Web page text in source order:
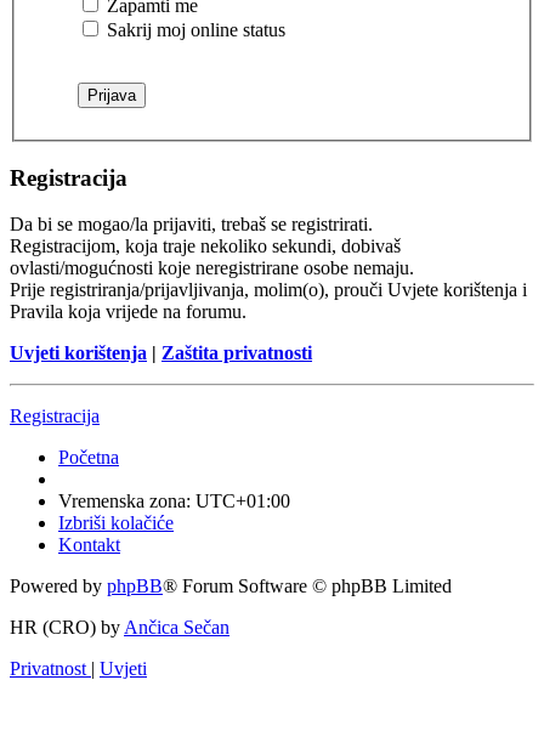
Zapamti me
Sakrij moj online status
Registracija
Da bi se mogao/la prijaviti, trebaš se registrirati.
Registracijom, koja traje nekoliko sekundi, dobivaš
ovlasti/mogućnosti koje neregistrirane osobe nemaju.
Prije registriranja/prijavljivanja, molim(o), prouči Uvjete korištenja i
Pravila koja vrijede na forumu.
Uvjeti korištenja | Zaštita privatnosti
Registracija
Početna
Vremenska zona: UTC+01:00
Izbriši kolačiće
Kontakt
Powered by phpBB® Forum Software © phpBB Limited
HR (CRO) by Ančica Sečan
Privatnost | Uvjeti